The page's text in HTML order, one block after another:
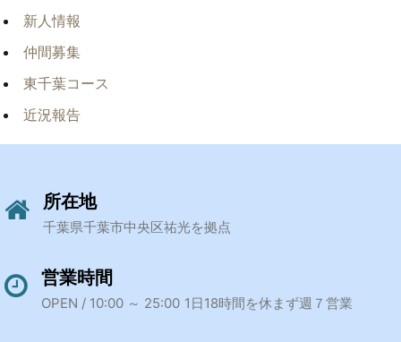
新人情報
仲間募集
東千葉コース
近況報告
所在地
千葉県千葉市中央区祐光を拠点
営業時間
OPEN / 10:00 ～ 25:00 1日18時間を休まず週７営業